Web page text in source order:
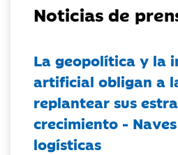
Noticias de
La geopolítica y la
artificial obligan a
replantear sus
crecimiento -
logísticas